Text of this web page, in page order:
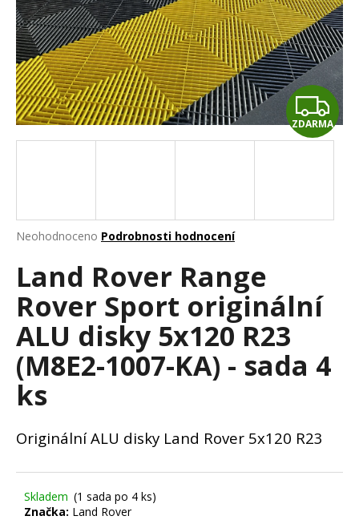
Průměrné
produktu
je
0,0
hvězdiček.
Neohodnoceno Podrobnosti hodnocení
Land Rover Range
Rover Sport originální
ALU disky 5x120 R23
(M8E2-1007-KA) - sada 4
ks
Originální ALU disky Land Rover 5x120 R23
Skladem (1 sada po 4 ks)
Značka: Land Rover
Z
D
ZDARMA
a
j
í
t
?
o
p
u
č
u
m
e
STŘEDOVÉ
KRYTKY